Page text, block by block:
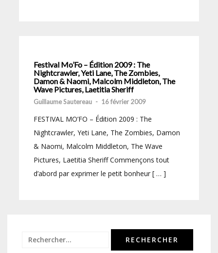
Festival Mo’Fo – Édition 2009 : The
Nightcrawler, Yeti Lane, The Zombies,
Damon & Naomi, Malcolm Middleton, The
Wave Pictures, Laetitia Sheriff
Guillaume Sautereau - 16 février 2009
FESTIVAL MO’FO – Édition 2009 : The
Nightcrawler, Yeti Lane, The Zombies, Damon
& Naomi, Malcolm Middleton, The Wave
Pictures, Laetitia Sheriff Commençons tout
d’abord par exprimer le petit bonheur [ … ]
Rechercher :